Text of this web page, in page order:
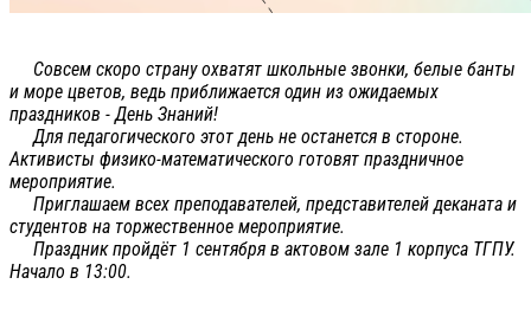
Совсем скоро страну охватят школьные звонки, белые банты
и море цветов, ведь приближается один из ожидаемых
праздников - День Знаний!
Для педагогического этот день не останется в стороне.
Активисты физико-математического готовят праздничное
мероприятие.
Приглашаем всех преподавателей, представителей деканата и
студентов на торжественное мероприятие.
Праздник пройдёт 1 сентября в актовом зале 1 корпуса ТГПУ.
Начало в 13:00.